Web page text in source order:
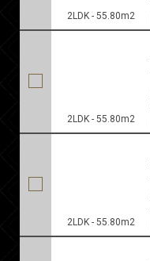
2LDK - 55.80m2
2LDK - 55.80m2
2LDK - 55.80m2